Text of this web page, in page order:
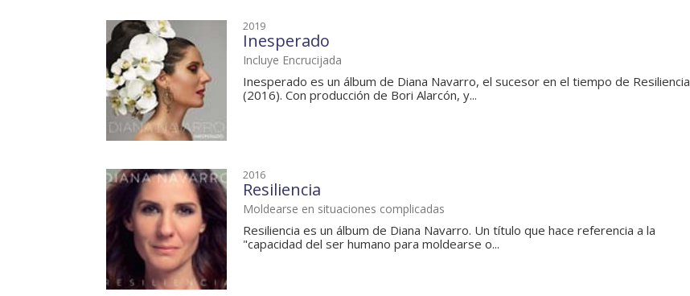
2019
Inesperado
Incluye Encrucijada
Inesperado es un álbum de Diana Navarro, el sucesor en el tiempo de Resiliencia
(2016). Con producción de Bori Alarcón, y...
2016
Resiliencia
Moldearse en situaciones complicadas
Resiliencia es un álbum de Diana Navarro. Un título que hace referencia a la
"capacidad del ser humano para moldearse o...